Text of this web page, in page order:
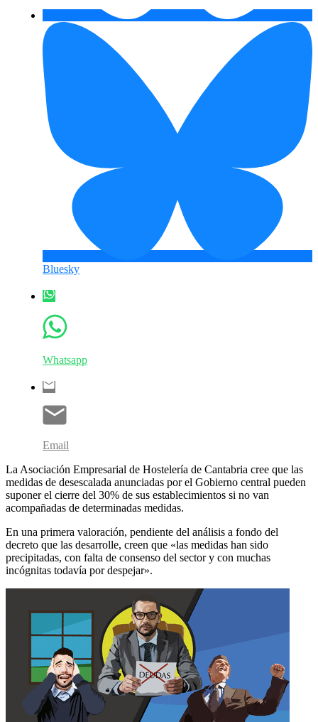
Bluesky
Whatsapp
Email
La Asociación Empresarial de Hostelería de Cantabria cree que las
medidas de desescalada anunciadas por el Gobierno central pueden
suponer el cierre del 30% de sus establecimientos si no van
acompañadas de determinadas medidas.
En una primera valoración, pendiente del análisis a fondo del
decreto que las desarrolle, creen que «las medidas han sido
precipitadas, con falta de consenso del sector y con muchas
incógnitas todavía por despejar».